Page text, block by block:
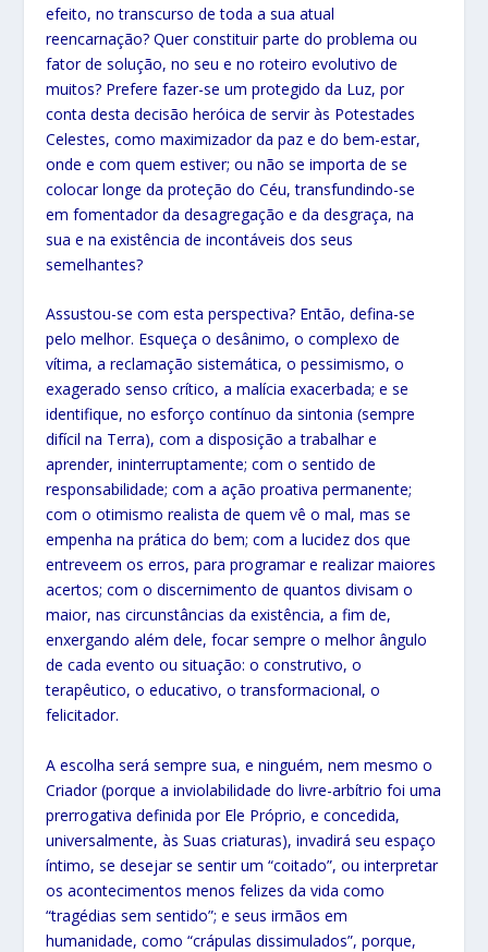
efeito, no transcurso de toda a sua atual
reencarnação? Quer constituir parte do problema ou
fator de solução, no seu e no roteiro evolutivo de
muitos? Prefere fazer-se um protegido da Luz, por
conta desta decisão heróica de servir às Potestades
Celestes, como maximizador da paz e do bem-estar,
onde e com quem estiver; ou não se importa de se
colocar longe da proteção do Céu, transfundindo-se
em fomentador da desagregação e da desgraça, na
sua e na existência de incontáveis dos seus
semelhantes?
Assustou-se com esta perspectiva? Então, defina-se
pelo melhor. Esqueça o desânimo, o complexo de
vítima, a reclamação sistemática, o pessimismo, o
exagerado senso crítico, a malícia exacerbada; e se
identifique, no esforço contínuo da sintonia (sempre
difícil na Terra), com a disposição a trabalhar e
aprender, ininterruptamente; com o sentido de
responsabilidade; com a ação proativa permanente;
com o otimismo realista de quem vê o mal, mas se
empenha na prática do bem; com a lucidez dos que
entreveem os erros, para programar e realizar maiores
acertos; com o discernimento de quantos divisam o
maior, nas circunstâncias da existência, a fim de,
enxergando além dele, focar sempre o melhor ângulo
de cada evento ou situação: o construtivo, o
terapêutico, o educativo, o transformacional, o
felicitador.
A escolha será sempre sua, e ninguém, nem mesmo o
Criador (porque a inviolabilidade do livre-arbítrio foi uma
prerrogativa definida por Ele Próprio, e concedida,
universalmente, às Suas criaturas), invadirá seu espaço
íntimo, se desejar se sentir um “coitado”, ou interpretar
os acontecimentos menos felizes da vida como
“tragédias sem sentido”; e seus irmãos em
humanidade, como “crápulas dissimulados”, porque,